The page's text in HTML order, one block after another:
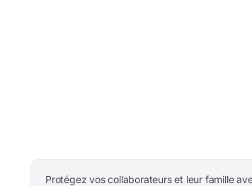
Protégez vos collaborateurs et leur famille